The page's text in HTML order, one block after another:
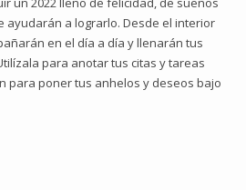
ayudarán a lograrlo. Desde el interior
en el día a día y llenarán tus
para anotar tus citas y tareas
para poner tus anhelos y deseos bajo